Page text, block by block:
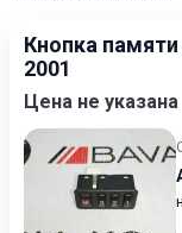
Кнопка памяти
2001
Цена не указана